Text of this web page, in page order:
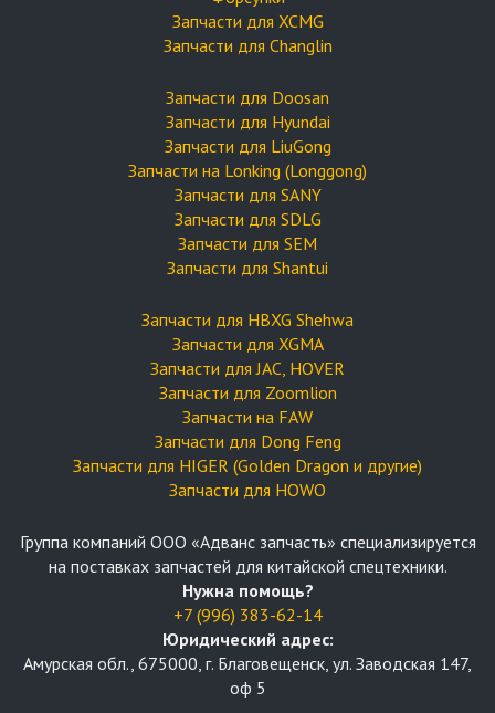
Запчасти для XCMG
Запчасти для Changlin
Запчасти для Doosan
Запчасти для Hyundai
Запчасти для LiuGong
Запчасти на Lonking (Longgong)
Запчасти для SANY
Запчасти для SDLG
Запчасти для SEM
Запчасти для Shantui
Запчасти для HBXG Shehwa
Запчасти для XGMA
Запчасти для JAC, HOVER
Запчасти для Zoomlion
Запчасти на FAW
Запчасти для Dong Feng
Запчасти для HIGER (Golden Dragon и другие)
Запчасти для HOWO
Группа компаний OOO «Адванс запчасть» специализируется
на поставках запчастей для китайской спецтехники.
Нужна помощь?
+7 (996) 383-62-14
Юридический адрес:
Амурская обл., 675000, г. Благовещенск, ул. Заводская 147,
оф 5